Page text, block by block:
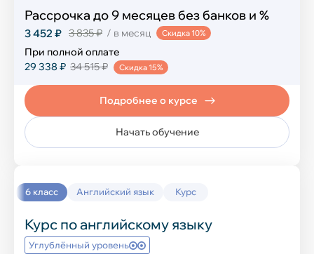
Ораторское искусство
Перечневые олимпиады
Колледж
Разработка ПО
Рассрочка до 9 месяцев без банков и %
3 452 ₽ 3 835 ₽ / в месяц Скидка 10%
При полной оплате
29 338 ₽ 34 515 ₽ Скидка 15%
Начать обучение
Подробнее о курсе
6 класс Английский язык Курс
Курс по английскому языку
Углублённый уровень